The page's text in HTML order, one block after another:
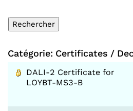
Catégorie: Certificates /
DALI-2 Certificate for
LOYBT-MS3-B